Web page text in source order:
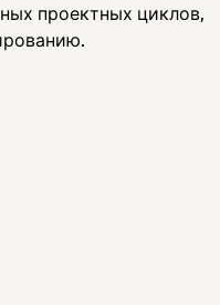
проектных циклов,